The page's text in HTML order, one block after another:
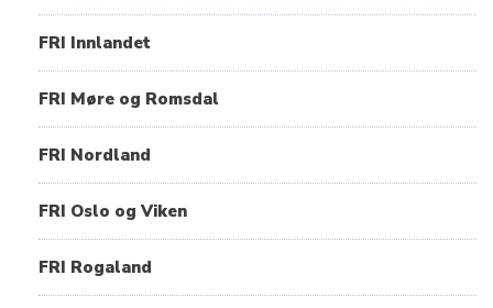
FRI Innlandet
FRI Møre og Romsdal
FRI Nordland
FRI Oslo og Viken
FRI Rogaland